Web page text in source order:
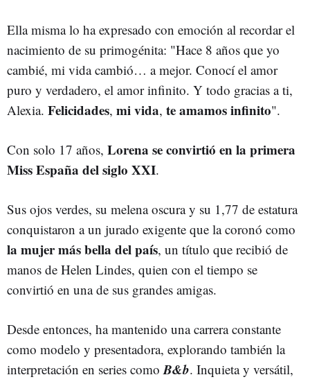
Ella misma lo ha expresado con emoción al recordar el
nacimiento de su primogénita: "Hace 8 años que yo
cambié, mi vida cambió… a mejor. Conocí el amor
puro y verdadero, el amor infinito. Y todo gracias a ti,
Alexia. Felicidades, mi vida, te amamos infinito".
Con solo 17 años, Lorena se convirtió en la primera
Miss España del siglo XXI.
Sus ojos verdes, su melena oscura y su 1,77 de estatura
conquistaron a un jurado exigente que la coronó como
la mujer más bella del país, un título que recibió de
manos de Helen Lindes, quien con el tiempo se
convirtió en una de sus grandes amigas.
Desde entonces, ha mantenido una carrera constante
como modelo y presentadora, explorando también la
interpretación en series como B&b. Inquieta y versátil,